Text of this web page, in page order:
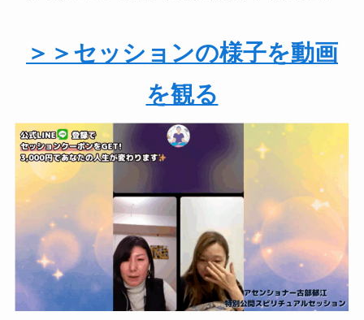
＞＞セッションの様子を動画
を観る